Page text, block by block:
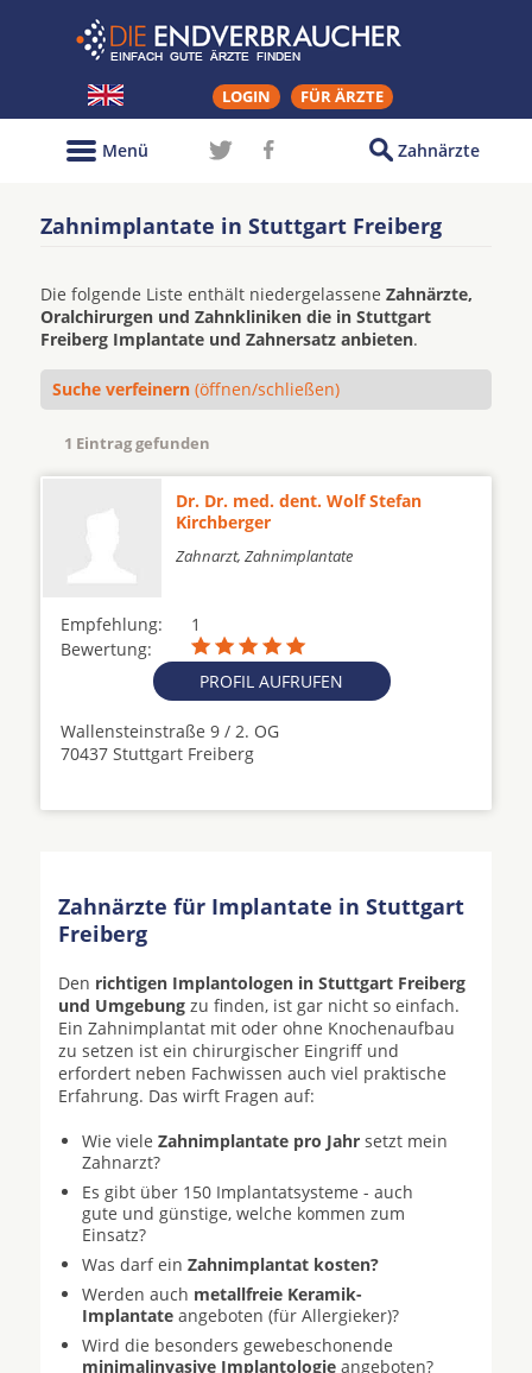
LOGIN FÜR ÄRZTE
Zahnärzte
Menü
Zahnimplantate in Stuttgart Freiberg
Die folgende Liste enthält niedergelassene Zahnärzte,
Oralchirurgen und Zahnkliniken die in Stuttgart
Freiberg Implantate und Zahnersatz anbieten.
Suche verfeinern (öffnen/schließen)
1 Eintrag gefunden
Dr. Dr. med. dent. Wolf Stefan
Kirchberger
Zahnarzt, Zahnimplantate
Empfehlung:
1
Bewertung:
PROFIL AUFRUFEN
Wallensteinstraße 9 / 2. OG
70437 Stuttgart Freiberg
Zahnärzte für Implantate in Stuttgart
Freiberg
Den richtigen Implantologen in Stuttgart Freiberg
und Umgebung zu finden, ist gar nicht so einfach.
Ein Zahnimplantat mit oder ohne Knochenaufbau
zu setzen ist ein chirurgischer Eingriff und
erfordert neben Fachwissen auch viel praktische
Erfahrung. Das wirft Fragen auf:
Wie viele Zahnimplantate pro Jahr setzt mein
Zahnarzt?
Es gibt über 150 Implantatsysteme - auch
gute und günstige, welche kommen zum
Einsatz?
Was darf ein Zahnimplantat kosten?
Werden auch metallfreie Keramik-
Implantate angeboten (für Allergieker)?
Wird die besonders gewebeschonende
minimalinvasive Implantologie angeboten?